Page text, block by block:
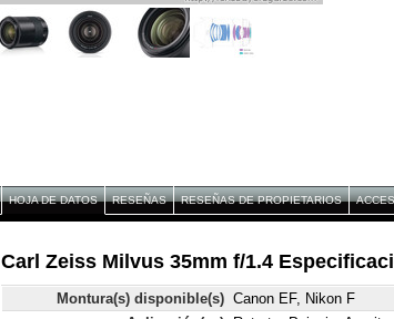
HOJA DE DATOS RESEÑAS RESEÑAS DE PROPIETARIOS
Carl Zeiss Milvus 35mm f/1.4
Montura(s) disponible(s) Canon EF, Nikon F